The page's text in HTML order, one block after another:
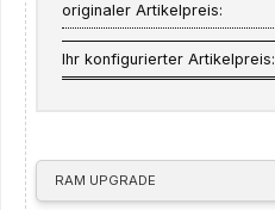
RAM UPGRADE
originaler Artikelpreis:
Ihr konfigurierter Artikelpreis: